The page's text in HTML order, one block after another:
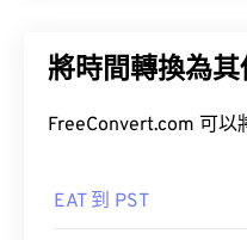
將時間轉換為
FreeConvert.com 可以
EAT 到 PST